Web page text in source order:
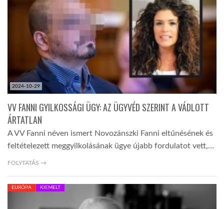
2024-10-29
VV FANNI GYILKOSSÁGI ÜGY: AZ ÜGYVÉD SZERINT A VÁDLOTT
ÁRTATLAN
A VV Fanni néven ismert Novozánszki Fanni eltűnésének és
feltételezett meggyilkolásának ügye újabb fordulatot vett,…
FOLYTATÁS →
EURÓPA KIEMELT